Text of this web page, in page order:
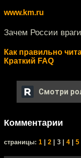
www.km.ru
Зачем России
Как правильно
Краткий FAQ
Смотри
Комментарии
cтраницы: 1 2 | 3 | 4| 5